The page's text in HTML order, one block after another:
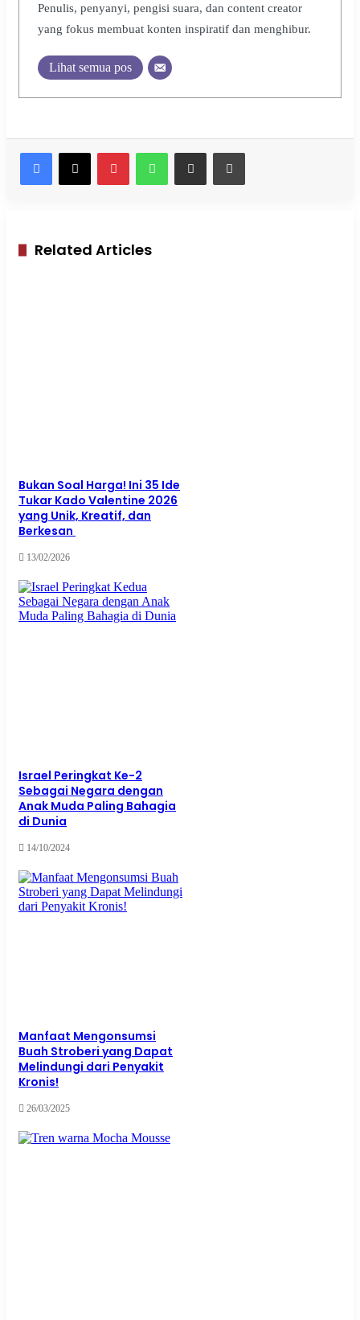
Penulis, penyanyi, pengisi suara, dan content creator
yang fokus membuat konten inspiratif dan menghibur.
Lihat semua pos
PinterestWhatsAppShare via Email Print
Related Articles
Bukan Soal Harga! Ini 35 Ide
Tukar Kado Valentine 2026
yang Unik, Kreatif, dan
Berkesan
13/02/2026
Israel Peringkat Ke-2
Sebagai Negara dengan
Anak Muda Paling Bahagia
di Dunia
14/10/2024
Manfaat Mengonsumsi
Buah Stroberi yang Dapat
Melindungi dari Penyakit
Kronis!
26/03/2025